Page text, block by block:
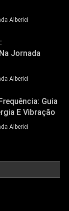
Alberici
Jornada
Alberici
Guia
E Vibração
Alberici